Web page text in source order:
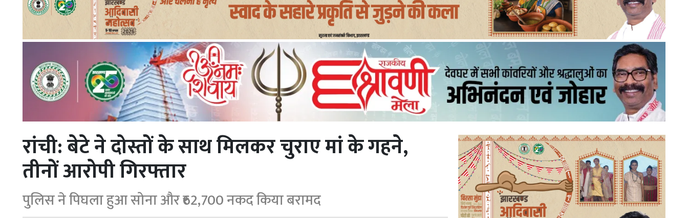
रांची: बेटे ने दोस्तों के साथ मिलकर चुराए मां के गहने,
तीनों आरोपी गिरफ्तार
पुलिस ने पिघला हुआ सोना और ₹62,700 नकद किया बरामद